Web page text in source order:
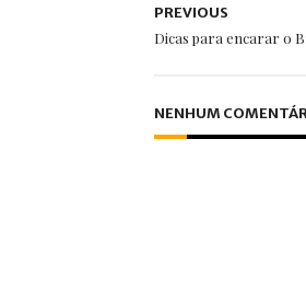
PREVIOUS
Dicas para encarar o
NENHUM